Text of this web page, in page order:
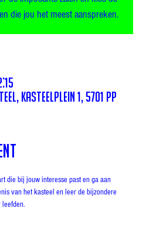
die jou het meest aanspreken.
Kasteelplein 1, 5701 PP
die bij jouw interesse past en ga aan
van het kasteel en leer de bijzondere